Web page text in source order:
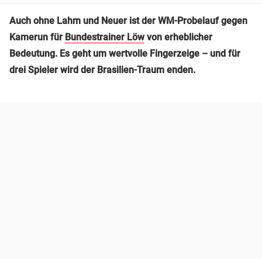
Auch ohne Lahm und Neuer ist der WM-Probelauf gegen
Kamerun für Bundestrainer Löwvon erheblicher
Bedeutung. Es geht um wertvolle Fingerzeige – und für
drei Spieler wird der Brasilien-Traum enden.